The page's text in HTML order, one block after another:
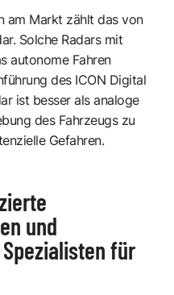
am Markt zählt das von
Solche Radars mit
autonome Fahren
des ICON Digital
ist besser als analoge
des Fahrzeugs zu
Gefahren.
und
für